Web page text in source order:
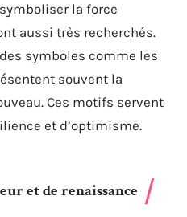
la force
aussi très recherchés.
symboles comme les
souvent la
Ces motifs servent
et d’optimisme.
et de renaissance